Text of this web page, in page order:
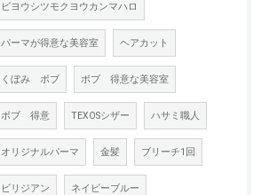
ビヨウシツモクヨウカンマハロ
パーマが得意な美容室 ヘアカット
くぼみ ボブ ボブ 得意な美容室
ボブ 得意 TEXOSシザー ハサミ職人
オリジナルパーマ 金髪 ブリーチ1回
ビリジアン ネイビーブルー